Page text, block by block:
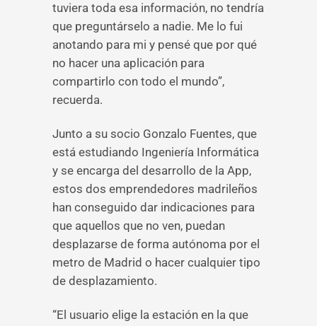
tuviera toda esa información, no tendría
que preguntárselo a nadie. Me lo fui
anotando para mi y pensé que por qué
no hacer una aplicación para
compartirlo con todo el mundo”,
recuerda.
Junto a su socio Gonzalo Fuentes, que
está estudiando Ingeniería Informática
y se encarga del desarrollo de la App,
estos dos emprendedores madrileños
han conseguido dar indicaciones para
que aquellos que no ven, puedan
desplazarse de forma autónoma por el
metro de Madrid o hacer cualquier tipo
de desplazamiento.
“El usuario elige la estación en la que